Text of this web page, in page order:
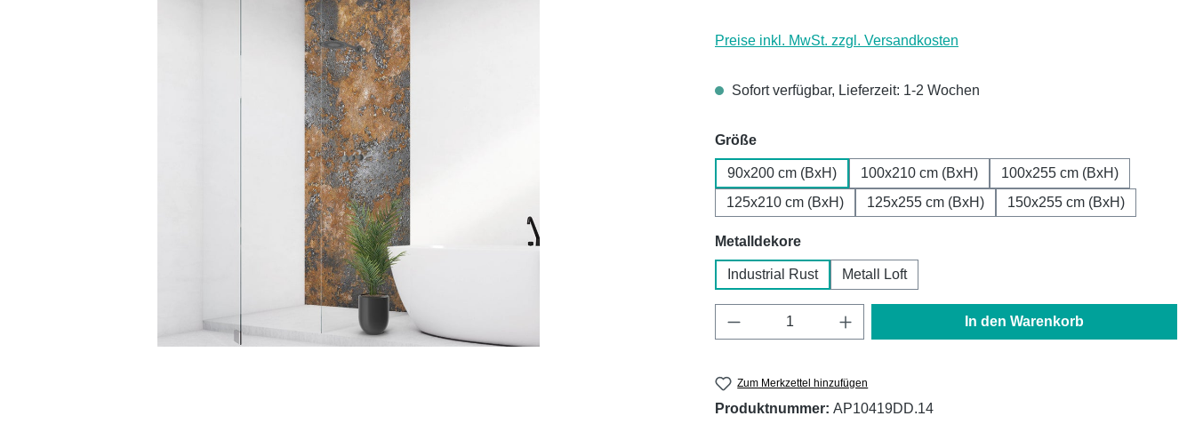
Preise inkl. MwSt. zzgl. Versandkosten
Sofort verfügbar, Lieferzeit: 1-2 Wochen
Größeauswählen
90x200 cm (BxH) 100x210 cm (BxH)
100x255 cm (BxH)
125x210 cm (BxH)
125x255 cm (BxH) 150x255 cm (BxH)
Metalldekoreauswählen
Industrial Rust Metall Loft
Produkt Anzahl: Gib den gewünschten Wert ein
In den Warenkorb
Zum Merkzettel hinzufügen
Produktnummer: AP10419DD.14